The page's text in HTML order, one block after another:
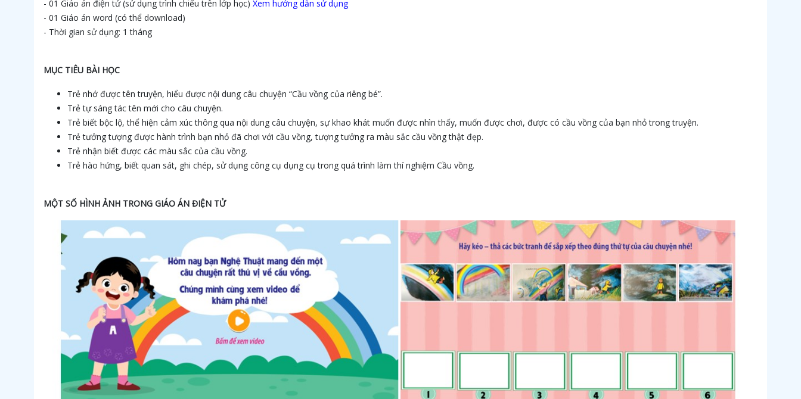
- 01 Giáo án điện tử (sử dụng trình chiếu trên lớp học) Xem hướng dẫn sử dụng
- 01 Giáo án word (có thể download)
- Thời gian sử dụng: 1 tháng
MỤC TIÊU BÀI HỌC
Trẻ nhớ được tên truyện, hiểu được nội dung câu chuyện “Cầu vồng của riêng bé”.
Trẻ tự sáng tác tên mới cho câu chuyện.
Trẻ biết bộc lộ, thể hiện cảm xúc thông qua nội dung câu chuyện, sự khao khát muốn được nhìn thấy, muốn được chơi, được có cầu vồng của bạn nhỏ trong truyện.
Trẻ tưởng tượng được hành trình bạn nhỏ đã chơi với cầu vồng, tượng tưởng ra màu sắc cầu vồng thật đẹp.
Trẻ nhận biết được các màu sắc của cầu vồng.
Trẻ hào hứng, biết quan sát, ghi chép, sử dụng công cụ dụng cụ trong quá trình làm thí nghiệm Cầu vồng.
MỘT SỐ HÌNH ẢNH TRONG GIÁO ÁN ĐIỆN TỬ